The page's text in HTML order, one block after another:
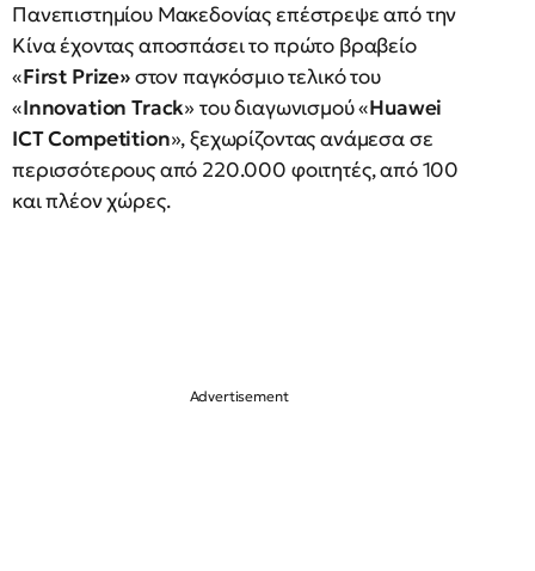
Πανεπιστημίου Μακεδονίας επέστρεψε από την
Κίνα έχοντας αποσπάσει το πρώτο βραβείο
«First Prize»στον παγκόσμιο τελικό του
«Innovation Track» του διαγωνισμού «Huawei
ICT Competition», ξεχωρίζοντας ανάμεσα σε
περισσότερους από 220.000 φοιτητές, από 100
και πλέον χώρες.